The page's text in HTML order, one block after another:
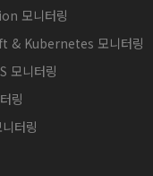
모니터링
& Kubernetes 모니터링
모니터링
링
터링